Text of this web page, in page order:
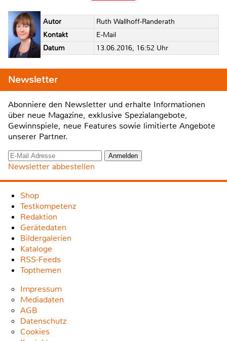
Autor
Ruth Wallhoff-Randerath
Kontakt
E-Mail
Datum
13.06.2016, 16:52 Uhr
Newsletter
Abonniere den Newsletter und erhalte Informationen
über neue Magazine, exklusive Spezialangebote,
Gewinnspiele, neue Features sowie limitierte Angebote
unserer Partner.
Newsletter abbestellen
Shop
Testkompetenz
Redaktion
Gerätedaten
Bildergalerien
Kataloge
RSS-Feeds
Topthemen
Impressum
Mediadaten
AGB
Datenschutz
Cookies